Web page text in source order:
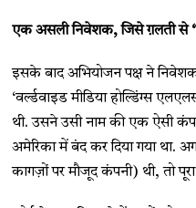
एक असली निवेशक, जिसे ग़लती से
इसके बाद अभियोजन पक्ष ने
‘वर्ल्डवाइड मीडिया होल्डिंग्स
थी. उसने उसी नाम की एक ऐसी
अमेरिका में बंद कर दिया गया था.
कागज़ों पर मौजूद कंपनी) थी, तो